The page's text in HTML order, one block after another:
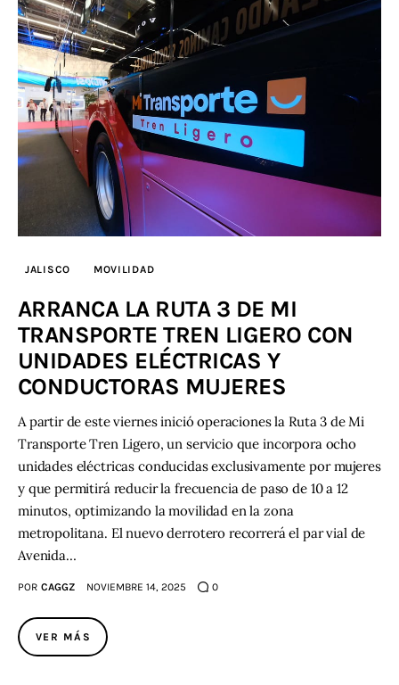
JALISCO MOVILIDAD
ARRANCA LA RUTA 3 DE MI
TRANSPORTE TREN LIGERO CON
UNIDADES ELÉCTRICAS Y
CONDUCTORAS MUJERES
A partir de este viernes inició operaciones la Ruta 3 de Mi
Transporte Tren Ligero, un servicio que incorpora ocho
unidades eléctricas conducidas exclusivamente por mujeres
y que permitirá reducir la frecuencia de paso de 10 a 12
minutos, optimizando la movilidad en la zona
metropolitana. El nuevo derrotero recorrerá el par vial de
Avenida…
POR CAGGZ NOVIEMBRE 14, 2025 0
VER MÁS